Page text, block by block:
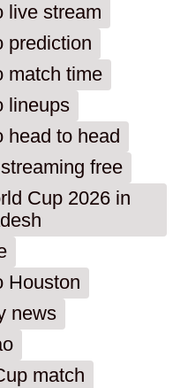
live stream
prediction
match time
lineups
head to head
free
Cup 2026 in
Houston
news
match